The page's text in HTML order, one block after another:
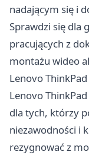
nadającym się i
Sprawdzi się dla
pracujących z
montażu wideo
Lenovo
Lenovo
dla tych, którzy
niezawodności i
rezygnować z